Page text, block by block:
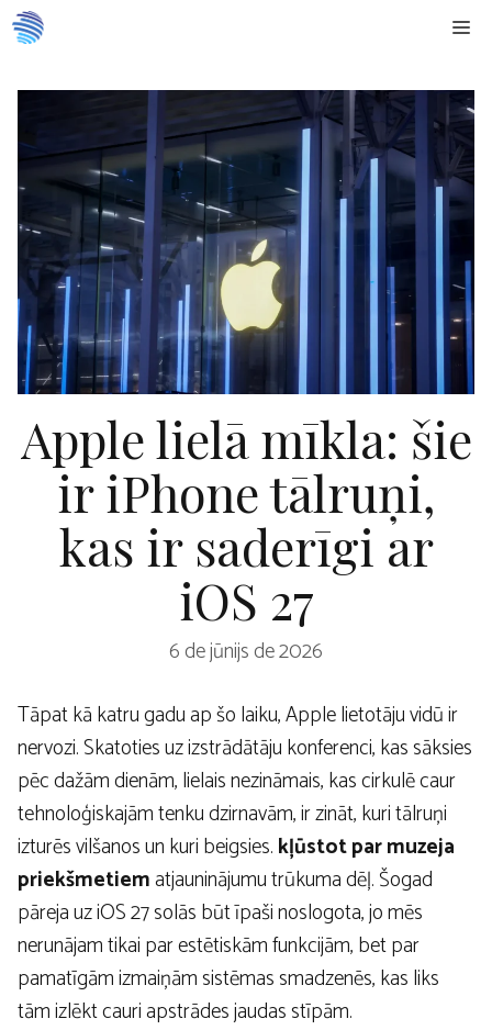
Doties
uz
Apple lielā mīkla: šie
ir iPhone tālruņi,
kas ir saderīgi ar
iOS 27
6 de jūnijs de 2026
Tāpat kā katru gadu ap šo laiku, Apple lietotāju vidū ir
nervozi. Skatoties uz izstrādātāju konferenci, kas sāksies
pēc dažām dienām, lielais nezināmais, kas cirkulē caur
tehnoloģiskajām tenku dzirnavām, ir zināt, kuri tālruņi
izturēs vilšanos un kuri beigsies.kļūstot par muzeja
priekšmetiematjauninājumu trūkuma dēļ. Šogad
pāreja uz iOS 27 solās būt īpaši noslogota, jo mēs
nerunājam tikai par estētiskām funkcijām, bet par
pamatīgām izmaiņām sistēmas smadzenēs, kas liks
tām izlēkt cauri apstrādes jaudas stīpām.